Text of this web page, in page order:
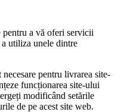
pentru a vă oferi servicii
utiliza unele dintre
pentru livrarea site-
funcționarea site-ului
modificând setările
de pe acest site web.